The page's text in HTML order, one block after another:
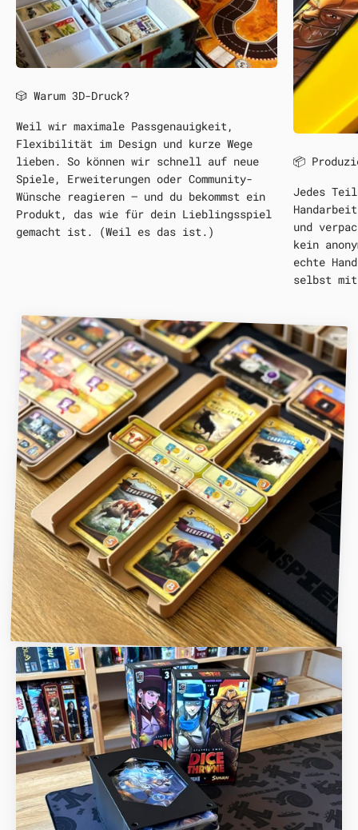
🎲 Warum 3D-Druck?
Weil wir maximale Passgenauigkeit,
Flexibilität im Design und kurze Wege
lieben. So können wir schnell auf neue
Spiele, Erweiterungen oder Community-
Wünsche reagieren – und du bekommst ein
Produkt, das wie für dein Lieblingsspiel
gemacht ist. (Weil es das ist.)
📦
Jedes
und
kein
echte
selbst